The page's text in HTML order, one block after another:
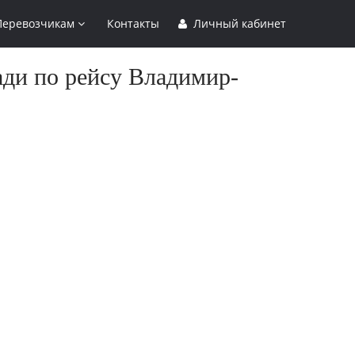
Контакты Личный кабинет
по рейсу Владимир-